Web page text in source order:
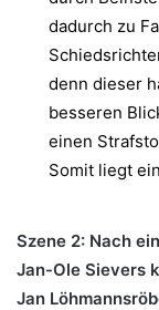
dadurch zu
denn dieser
besseren
einen
Somit liegt
Szene 2: Nach
Jan-Ole Sievers
Jan